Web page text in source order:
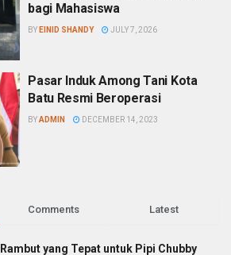
bagi Mahasiswa
BY EINID SHANDY JULY 7, 2026
Pasar Induk Among Tani Kota
Batu Resmi Beroperasi
BYADMIN DECEMBER 14, 2023
Comments Latest
yang Tepat untuk Pipi Chubby